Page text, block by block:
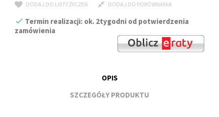
DODAJ DO LISTY ŻYCZEŃ DODAJ DO PORÓWNANIA
Termin realizacji: ok. 2tygodni od potwierdzenia
zamówienia
OPIS
SZCZEGÓŁY PRODUKTU